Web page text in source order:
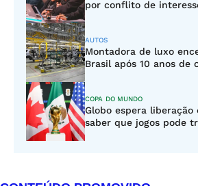
por conflito de
AUTOS
Montadora de luxo
Brasil após 10 anos de
COPA DO MUNDO
Globo espera liberação
saber que jogos pode